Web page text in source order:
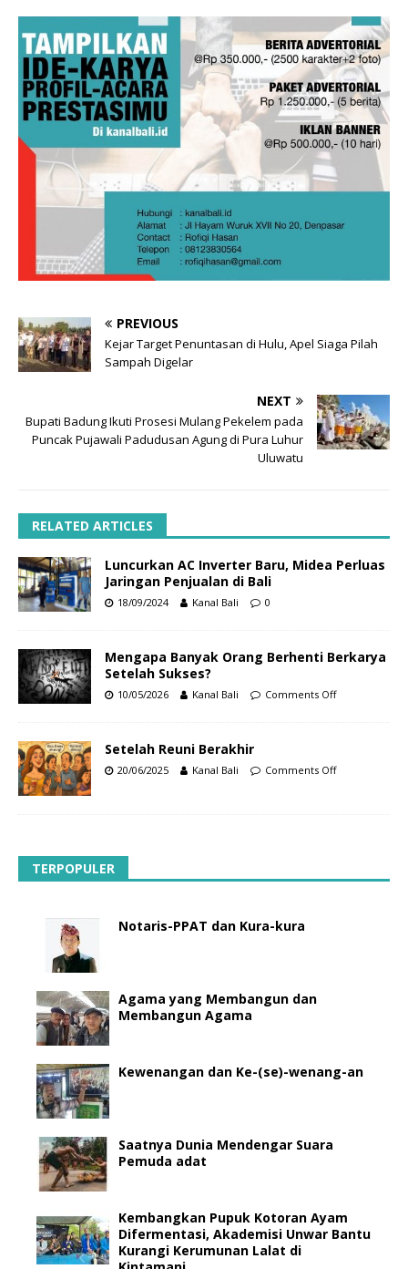
PREVIOUS
Kejar Target Penuntasan di Hulu, Apel Siaga Pilah
Sampah Digelar
NEXT
Bupati Badung Ikuti Prosesi Mulang Pekelem pada
Puncak Pujawali Padudusan Agung di Pura Luhur
Uluwatu
RELATED ARTICLES
Luncurkan AC Inverter Baru, Midea Perluas
Jaringan Penjualan di Bali
18/09/2024 Kanal Bali 0
Mengapa Banyak Orang Berhenti Berkarya
Setelah Sukses?
10/05/2026 Kanal Bali Comments Off
Setelah Reuni Berakhir
20/06/2025 Kanal Bali Comments Off
TERPOPULER
Notaris-PPAT dan Kura-kura
Agama yang Membangun dan
Membangun Agama
Kewenangan dan Ke-(se)-wenang-an
Saatnya Dunia Mendengar Suara
Pemuda adat
Kembangkan Pupuk Kotoran Ayam
Difermentasi, Akademisi Unwar Bantu
Kurangi Kerumunan Lalat di